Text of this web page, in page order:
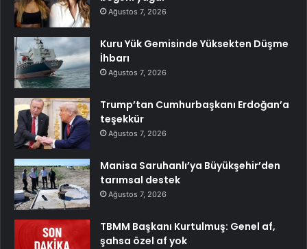
Ağustos 7, 2026
Kuru Yük Gemisinde Yüksekten Düşme
İhbarı
Ağustos 7, 2026
Trump’tan Cumhurbaşkanı Erdoğan’a
teşekkür
Ağustos 7, 2026
Manisa Saruhanlı’ya Büyükşehir’den
tarımsal destek
Ağustos 7, 2026
TBMM Başkanı Kurtulmuş: Genel af,
şahsa özel af yok